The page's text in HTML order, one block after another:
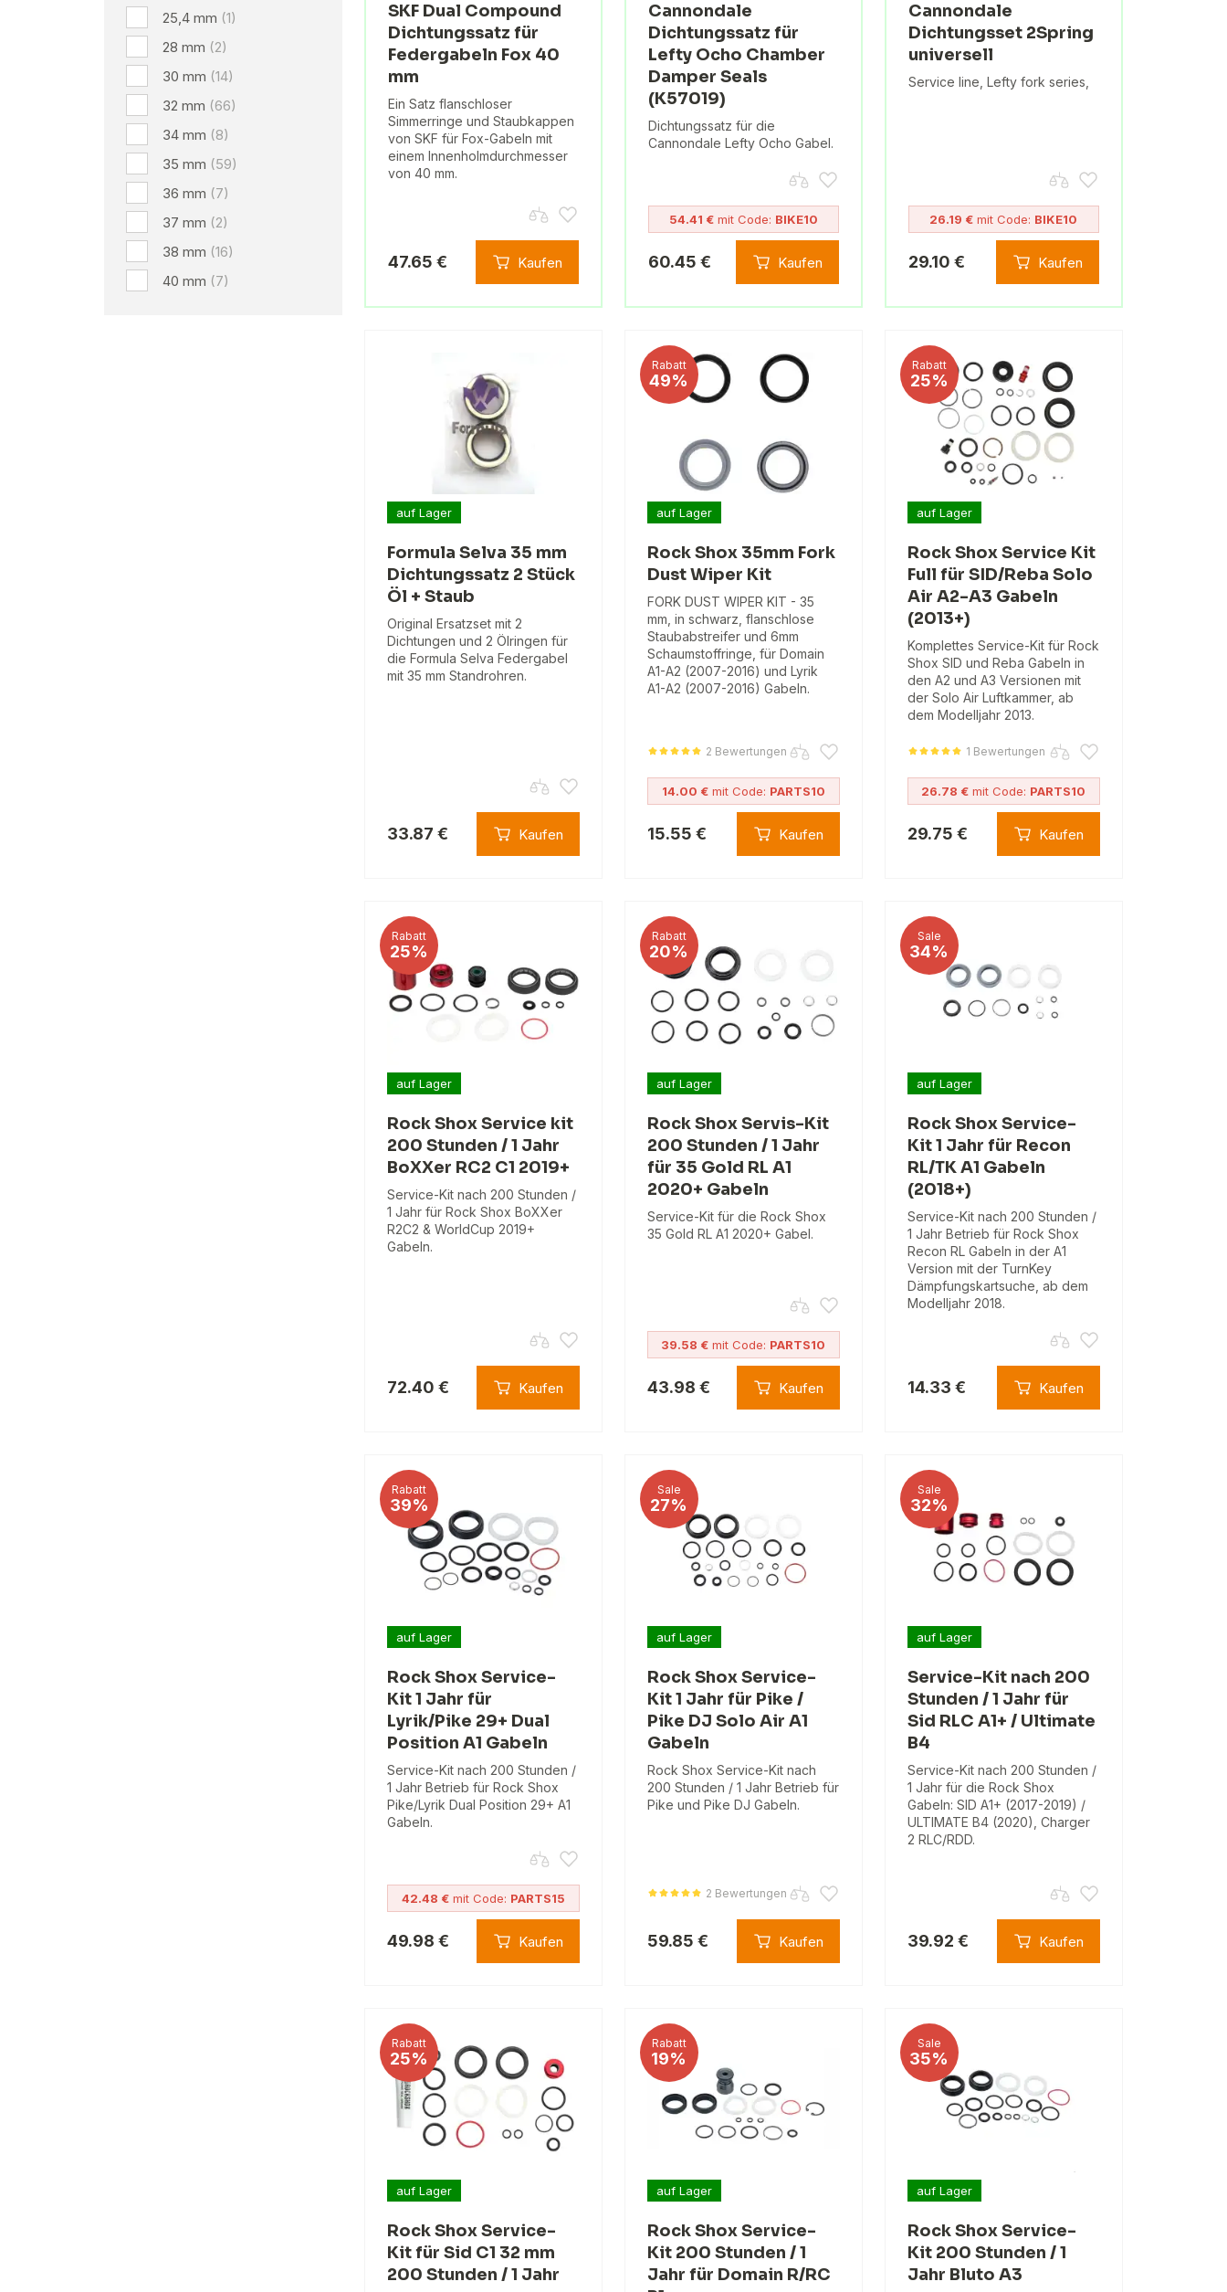
25,4 mm (1)
28 mm (2)
30 mm (14)
32 mm (66)
34 mm (8)
35 mm (59)
36 mm (7)
37 mm (2)
38 mm (16)
40 mm (7)
SKF Dual Compound
Dichtungssatz für
Federgabeln Fox 40
mm
Ein Satz flanschloser
Simmerringe und Staubkappen
von SKF für Fox-Gabeln mit
einem Innenholmdurchmesser
von 40 mm.
47.65 € Kaufen
Cannondale
Dichtungssatz für
Lefty Ocho Chamber
Damper Seals
(K57019)
Dichtungssatz für die
Cannondale Lefty Ocho Gabel.
54.41 €mit Code: BIKE10
60.45 € Kaufen
Cannondale
Dichtungsset 2Spring
universell
Service line, Lefty fork series,
26.19 € mit Code: BIKE10
29.10 € Kaufen
auf Lager
Formula Selva 35 mm
Dichtungssatz 2 Stück
Öl + Staub
Original Ersatzset mit 2
Dichtungen und 2 Ölringen für
die Formula Selva Federgabel
mit 35 mm Standrohren.
33.87 € Kaufen
Rabatt
49%
auf Lager
Rock Shox 35mm Fork
Dust Wiper Kit
FORK DUST WIPER KIT - 35
mm, in schwarz, flanschlose
Staubabstreifer und 6mm
Schaumstoffringe, für Domain
A1-A2 (2007-2016) und Lyrik
A1-A2 (2007-2016) Gabeln.
2 Bewertungen
14.00 €mit Code: PARTS10
15.55 € Kaufen
Rabatt
25%
auf Lager
Rock Shox Service Kit
Full für SID/Reba Solo
Air A2-A3 Gabeln
(2013+)
Komplettes Service-Kit für Rock
Shox SID und Reba Gabeln in
den A2 und A3 Versionen mit
der Solo Air Luftkammer, ab
dem Modelljahr 2013.
1 Bewertungen
26.78 € mit Code: PARTS10
29.75 € Kaufen
Rabatt
25%
auf Lager
Rock Shox Service kit
200 Stunden / 1 Jahr
BoXXer RC2 C1 2019+
Service-Kit nach 200 Stunden /
1 Jahr für Rock Shox BoXXer
R2C2 & WorldCup 2019+
Gabeln.
72.40 € Kaufen
Rabatt
20%
auf Lager
Rock Shox Servis-Kit
200 Stunden / 1 Jahr
für 35 Gold RL A1
2020+ Gabeln
Service-Kit für die Rock Shox
35 Gold RL A1 2020+ Gabel.
39.58 € mit Code: PARTS10
43.98 € Kaufen
Sale
34%
auf Lager
Rock Shox Service-
Kit 1 Jahr für Recon
RL/TK A1 Gabeln
(2018+)
Service-Kit nach 200 Stunden /
1 Jahr Betrieb für Rock Shox
Recon RL Gabeln in der A1
Version mit der TurnKey
Dämpfungskartsuche, ab dem
Modelljahr 2018.
14.33 € Kaufen
Rabatt
39%
auf Lager
Rock Shox Service-
Kit 1 Jahr für
Lyrik/Pike 29+ Dual
Position A1 Gabeln
Service-Kit nach 200 Stunden /
1 Jahr Betrieb für Rock Shox
Pike/Lyrik Dual Position 29+ A1
Gabeln.
42.48 €mit Code: PARTS15
49.98 € Kaufen
Sale
27%
auf Lager
Rock Shox Service-
Kit 1 Jahr für Pike /
Pike DJ Solo Air A1
Gabeln
Rock Shox Service-Kit nach
200 Stunden / 1 Jahr Betrieb für
Pike und Pike DJ Gabeln.
2 Bewertungen
59.85 € Kaufen
Sale
32%
auf Lager
Service-Kit nach 200
Stunden / 1 Jahr für
Sid RLC A1+ / Ultimate
B4
Service-Kit nach 200 Stunden /
1 Jahr für die Rock Shox
Gabeln: SID A1+ (2017-2019) /
ULTIMATE B4 (2020), Charger
2 RLC/RDD.
39.92 € Kaufen
Rabatt
25%
auf Lager
Rock Shox Service-
Kit für Sid C1 32 mm
200 Stunden / 1 Jahr
Rabatt
19%
auf Lager
Rock Shox Service-
Kit 200 Stunden / 1
Jahr für Domain R/RC
Sale
35%
auf Lager
Rock Shox Service-
Kit 200 Stunden / 1
Jahr Bluto A3